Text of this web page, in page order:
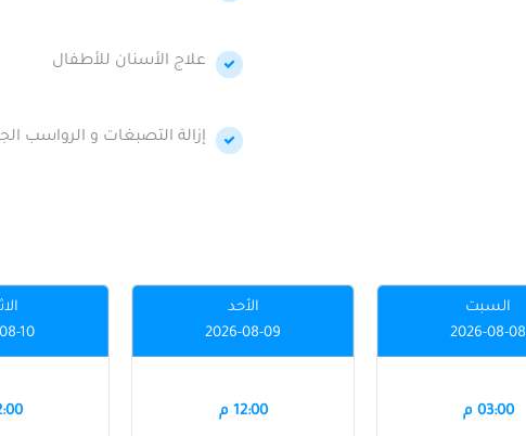
علاج الأسنان للأطفال
إزالة التصبغات و الرواسب
السبت
2026-08-08
03:00 م
الأحد
2026-08-09
12:00 م
10